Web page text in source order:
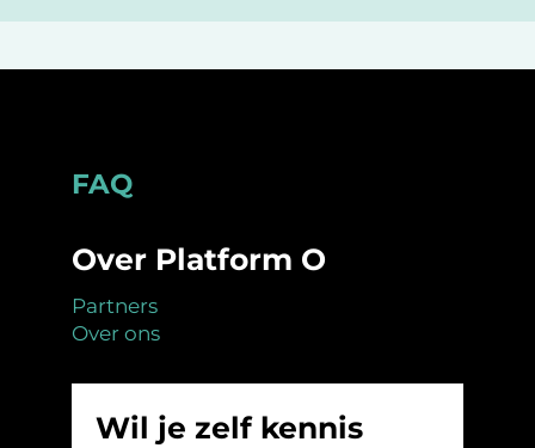
Footer
FAQ
Over Platform O
Partners
Over ons
Wil je zelf kennis